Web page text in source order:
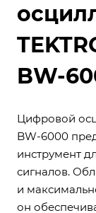
BW-
Цифровой
BW-6000
инструмент
сигналов.
и
он